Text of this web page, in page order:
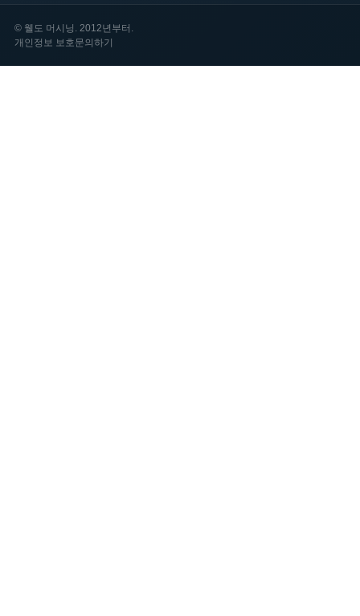
© 웰도 머시닝. 2012년부터.
개인정보 보호문의하기